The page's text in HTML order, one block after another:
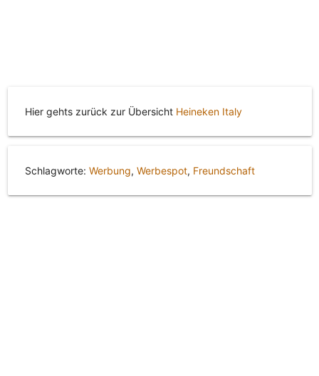
Hier gehts zurück zur Übersicht Heineken Italy
Schlagworte: Werbung, Werbespot, Freundschaft